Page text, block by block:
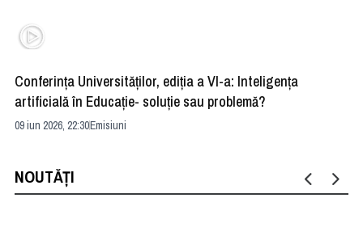
Conferința Universităților, ediția a VI-a: Inteligența
artificială în Educație- soluție sau problemă?
09 iun 2026, 22:30Emisiuni
NOUTĂȚI